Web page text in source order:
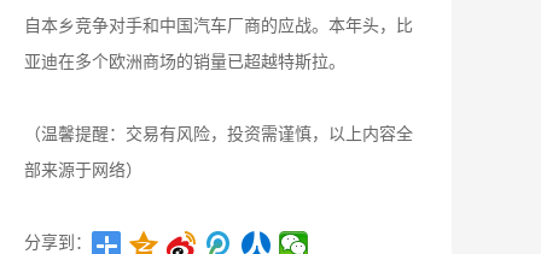
自本乡竞争对手和中国汽车厂商的应战。本年头，比
亚迪在多个欧洲商场的销量已超越特斯拉。
（温馨提醒：交易有风险，投资需谨慎，以上内容全
部来源于网络）
分享到：